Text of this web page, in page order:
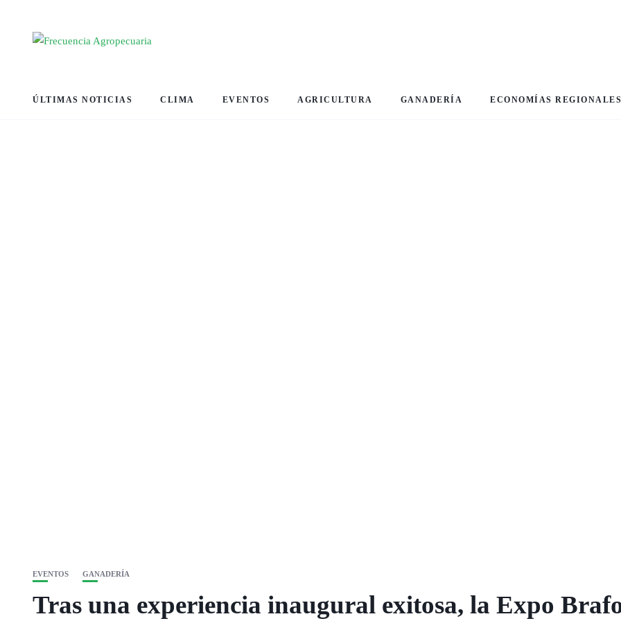
ÚLTIMAS NOTICIAS CLIMA EVENTOS AGRICULTURA GANADERÍA ECONOMÍAS REGIONALES
EVENTOS GANADERÍA
Tras una experiencia inaugural exitosa, la Expo